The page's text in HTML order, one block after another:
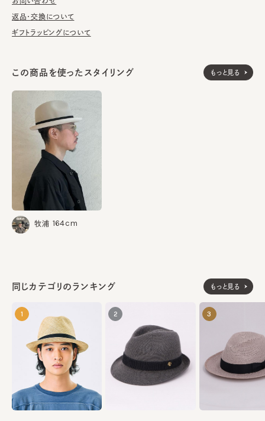
定評があり、一流メゾンの製品制作も手掛ける。ハンドメイドの丁
寧な作り、形の良さ、かぶり心地の良さ。160年以上続く歴史を受
け継ぎ、今なお良いアイテムを作り続けている。
素材 ラビット100%
生産国 made in Italy
返品・交換について
ギフトラッピングについて
同じカテゴリのランキング もっと見る
1 2 3
この商品を使ったスタイリング もっと見る
牧浦 164cm